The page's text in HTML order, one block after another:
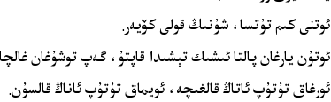
ئوتنى كىم تۇتسا، شۇنىڭ قولى كۆيەر.
ئوتۇن يارغان پالتا ئىشىك تېشىدا قاپتۇ، گەپ توشۇغان غالچا
ئورغاق تۇتۇپ ئاتاڭ قالغىچە، ئويماق تۇتۇپ ئاناڭ قالسۇن.